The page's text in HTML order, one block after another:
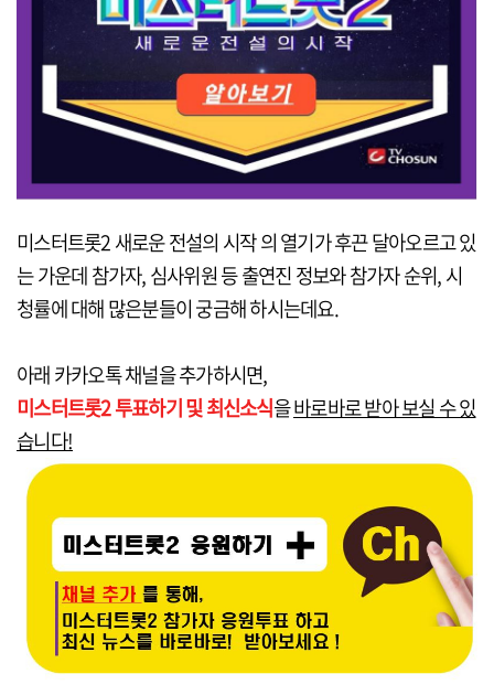
미스터트롯2 새로운 전설의 시작 의 열기가 후끈 달아오르고 있
는 가운데 참가자, 심사위원 등 출연진 정보와 참가자 순위, 시
청률에 대해 많은분들이 궁금해 하시는데요.
아래 카카오톡 채널을 추가하시면,
미스터트롯2 투표하기 및 최신소식을바로바로 받아 보실 수 있
습니다!